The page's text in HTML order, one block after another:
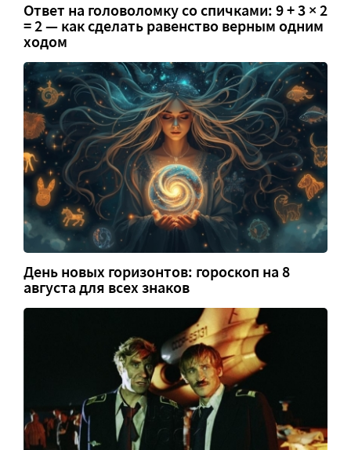
Ответ на головоломку со спичками: 9 + 3 × 2
= 2 — как сделать равенство верным одним
ходом
День новых горизонтов: гороскоп на 8
августа для всех знаков